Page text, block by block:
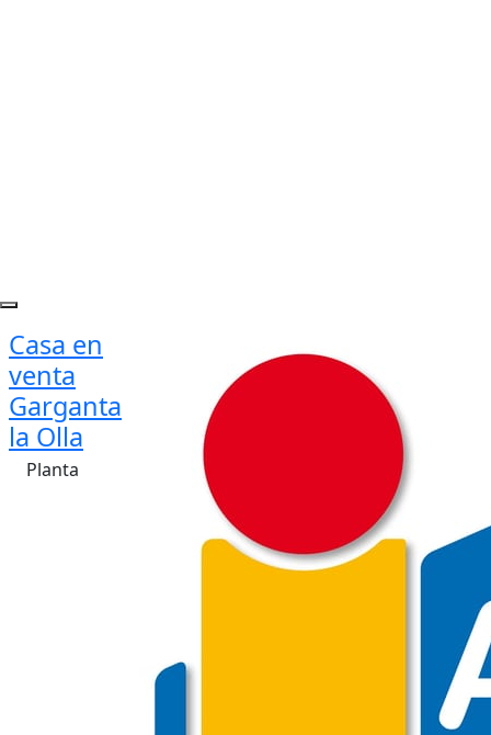
Casa en
venta
Garganta
la Olla
Planta